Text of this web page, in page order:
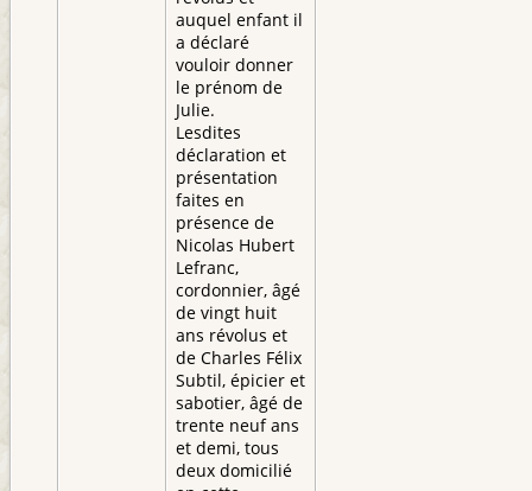
auquel enfant il
a déclaré
vouloir donner
le prénom de
Julie.
Lesdites
déclaration et
présentation
faites en
présence de
Nicolas Hubert
Lefranc,
cordonnier, âgé
de vingt huit
ans révolus et
de Charles Félix
Subtil, épicier et
sabotier, âgé de
trente neuf ans
et demi, tous
deux domicilié